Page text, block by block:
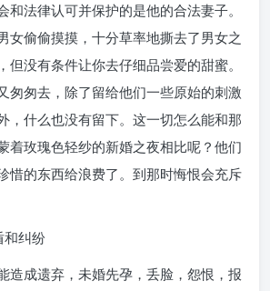
和法律认可并保护的是他的合法妻子。
女偷偷摸摸，十分草率地撕去了男女之
但没有条件让你去仔细品尝爱的甜蜜。
匆匆去，除了留给他们一些原始的刺激
，什么也没有留下。这一切怎么能和那
着玫瑰色轻纱的新婚之夜相比呢？他们
惜的东西给浪费了。到那时悔恨会充斥
和纠纷
造成遗弃，未婚先孕，丢脸，怨恨，报